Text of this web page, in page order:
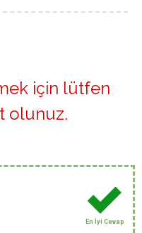
için lütfen
olunuz.
En İyi Cevap